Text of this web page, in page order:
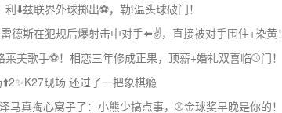
⬇️兹联界外球掷出⚽，勒❕温头球破门！
德斯在犯规后爆射击中对手⬅️✌️，直接被对手围住+染黄！
美歌手⚽！相恋三年修成正果，顶薪+婚礼双喜临⚾门！
⬆️2✨K27现场 还过了一把象棋瘾
马真掏心窝子了：小熊少搞点事，⚾金球奖早晚是你的！